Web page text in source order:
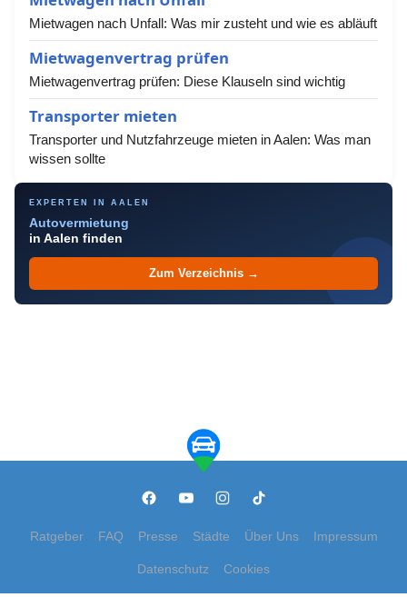
Mietwagen nach Unfall: Was mir zusteht und wie es abläuft
Mietwagenvertrag prüfen
Mietwagenvertrag prüfen: Diese Klauseln sind wichtig
Transporter mieten
Transporter und Nutzfahrzeuge mieten in Aalen: Was man
wissen sollte
EXPERTEN IN AALEN
Autovermietung
in Aalen finden
Zum Verzeichnis →
Ratgeber FAQ Presse Städte Über Uns Impressum
Datenschutz Cookies